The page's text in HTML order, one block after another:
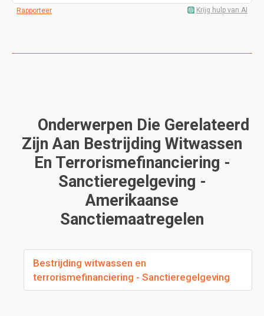
Rapporteer Krijg hulp van AI
Onderwerpen Die Gerelateerd
Zijn Aan Bestrijding Witwassen
En Terrorismefinanciering -
Sanctieregelgeving -
Amerikaanse
Sanctiemaatregelen
Bestrijding witwassen en
terrorismefinanciering - Sanctieregelgeving